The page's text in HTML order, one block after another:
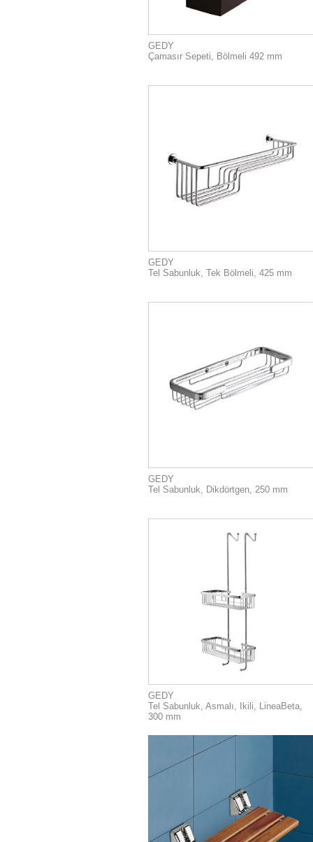
GEDY
Çamasır Sepeti, Bölmeli 492 mm
GEDY
Tel Sabunluk, Tek Bölmeli, 425 mm
GEDY
Tel Sabunluk, Dikdörtgen, 250 mm
GEDY
Tel Sabunluk, Asmalı, Ikili, LineaBeta,
300 mm